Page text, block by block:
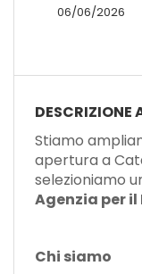
CV
06/06/2026
DESCRIZIONE
Stiamo
apertura a
selezioniamo
Agenzia per il
Chi siamo